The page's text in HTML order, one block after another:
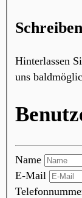
Hinterlassen
uns
Name
E-Mail